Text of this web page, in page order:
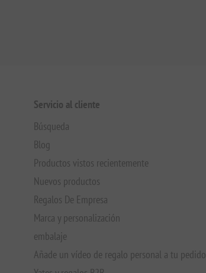
Servicio al cliente
Búsqueda
Blog
Productos vistos recientemente
Nuevos productos
Regalos De Empresa
Marca y personalización
embalaje
Añade un vídeo de regalo personal a tu pedido